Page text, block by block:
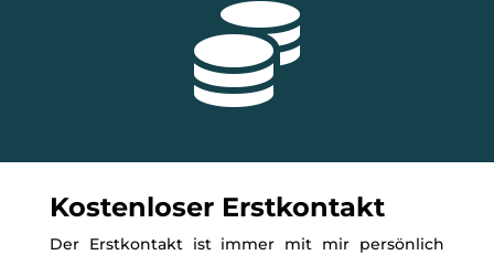

Kostenloser Erstkontakt
Der Erstkontakt ist immer mit mir persönlich